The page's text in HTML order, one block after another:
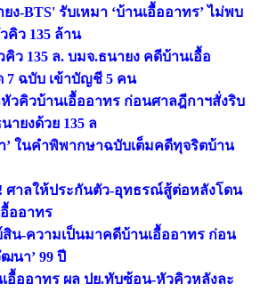
ยง-BTS' รับเหมา ‘บ้านเอื้ออาทร’ ไม่พบ
คิว 135 ล้าน
ว 135 ล. บมจ.ธนายง คดีบ้านเอื้อ
7 ฉบับ เข้าบัญชี 5 คน
วคิวบ้านเอื้ออาทร ก่อนศาลฎีกาฯสั่งริบ
ายงด้วย 135 ล
’ ในคำพิพากษาฉบับเต็มคดีทุจริตบ้าน
ศาลให้ประกันตัว-อุทธรณ์สู้ต่อหลังโดน
ออาทร
น-ความเป็นมาคดีบ้านเอื้ออาทร ก่อน
นา’ 99 ปี
อื้ออาทร ผล ปย.ทับซ้อน-หัวคิวหลังละ